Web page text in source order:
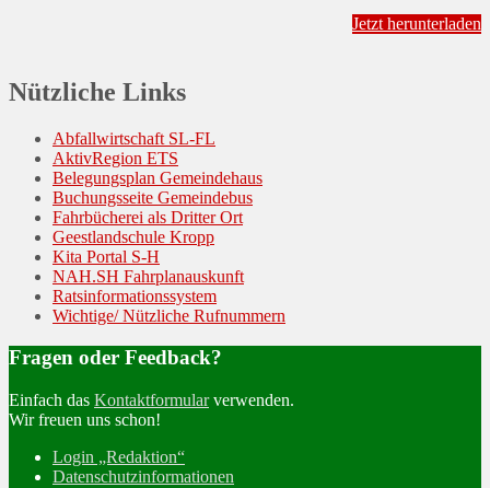
Jetzt herunterladen
Nützliche Links
Abfallwirtschaft SL-FL
AktivRegion ETS
Belegungsplan Gemeindehaus
Buchungsseite Gemeindebus
Fahrbücherei als Dritter Ort
Geestlandschule Kropp
Kita Portal S-H
NAH.SH Fahrplanauskunft
Ratsinformationssystem
Wichtige/ Nützliche Rufnummern
Fragen oder Feedback?
Einfach das Kontaktformularverwenden.
Wir freuen uns schon!
Login „Redaktion“
Datenschutzinformationen